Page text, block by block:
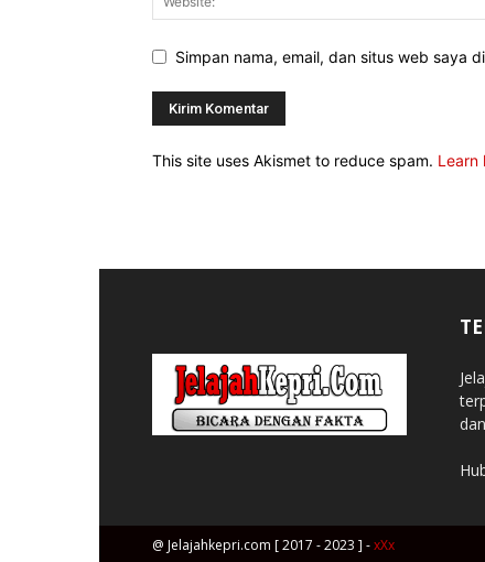
Simpan nama, email, dan situs web saya
This site uses Akismet to reduce spam. Learn
@ Jelajahkepri.com [ 2017 - 2023 ] -xXx